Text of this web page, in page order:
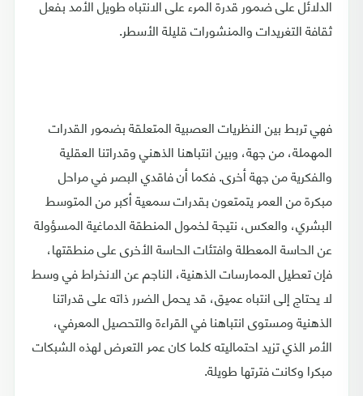
الدلائل على ضمور قدرة المرء على الانتباه طويل الأمد بفعل
ثقافة التغريدات والمنشورات قليلة الأسطر.
فهي تربط بين النظريات العصبية المتعلقة بضمور القدرات
المهملة، من جهة، وبين انتباهنا الذهني وقدراتنا العقلية
والفكرية من جهة أخرى. فكما أن فاقدي البصر في مراحل
مبكرة من العمر يتمتعون بقدرات سمعية أكبر من المتوسط
البشري، والعكس، نتيجة لخمول المنطقة الدماغية المسؤولة
عن الحاسة المعطلة وافتئات الحاسة الأخرى على منطقتها،
فإن تعطيل الممارسات الذهنية، الناجم عن الانخراط في وسط
لا يحتاج إلى انتباه عميق، قد يحمل الضرر ذاته على قدراتنا
الذهنية ومستوى انتباهنا في القراءة والتحصيل المعرفي،
الأمر الذي تزيد احتماليته كلما كان عمر التعرض لهذه الشبكات
مبكرا وكانت فترتها طويلة.